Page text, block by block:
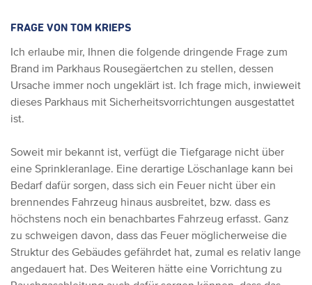
FRAGE VON TOM KRIEPS
Ich erlaube mir, Ihnen die folgende dringende Frage zum
Brand im Parkhaus Rousegäertchen zu stellen, dessen
Ursache immer noch ungeklärt ist. Ich frage mich, inwieweit
dieses Parkhaus mit Sicherheitsvorrichtungen ausgestattet
ist.
Soweit mir bekannt ist, verfügt die Tiefgarage nicht über
eine Sprinkleranlage. Eine derartige Löschanlage kann bei
Bedarf dafür sorgen, dass sich ein Feuer nicht über ein
brennendes Fahrzeug hinaus ausbreitet, bzw. dass es
höchstens noch ein benachbartes Fahrzeug erfasst. Ganz
zu schweigen davon, dass das Feuer möglicherweise die
Struktur des Gebäudes gefährdet hat, zumal es relativ lange
angedauert hat. Des Weiteren hätte eine Vorrichtung zu